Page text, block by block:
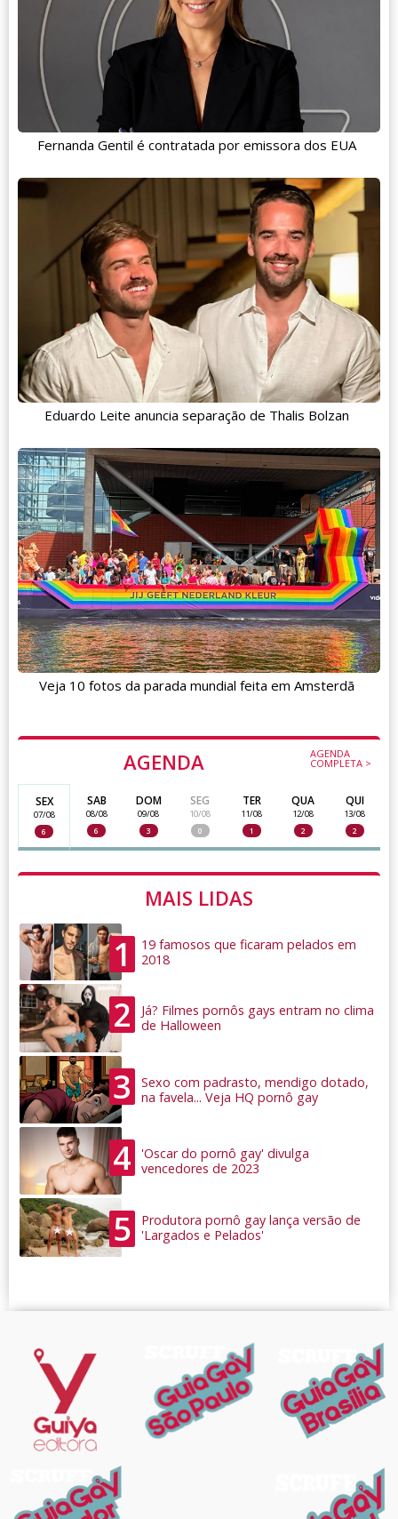
AGENDA AGENDA
COMPLETA >
SEX
07/08
6
SAB
08/08
6
DOM
09/08
3
SEG
10/08
0
TER
11/08
1
QUA
12/08
2
QUI
13/08
2
MAIS LIDAS
1
19 famosos que ficaram pelados em
2018
2
Já? Filmes pornôs gays entram no clima
de Halloween
3
Sexo com padrasto, mendigo dotado,
na favela... Veja HQ pornô gay
4
'Oscar do pornô gay' divulga
vencedores de 2023
5
Produtora pornô gay lança versão de
'Largados e Pelados'
Fernanda Gentil é contratada por emissora dos EUA
Eduardo Leite anuncia separação de Thalis Bolzan
Veja 10 fotos da parada mundial feita em Amsterdã